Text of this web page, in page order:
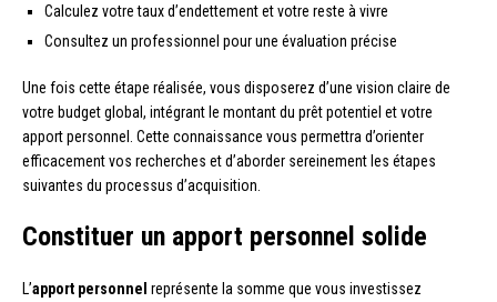
Calculez votre taux d’endettement et votre reste à vivre
Consultez un professionnel pour une évaluation précise
Une fois cette étape réalisée, vous disposerez d’une vision claire de
votre budget global, intégrant le montant du prêt potentiel et votre
apport personnel. Cette connaissance vous permettra d’orienter
efficacement vos recherches et d’aborder sereinement les étapes
suivantes du processus d’acquisition.
Constituer un apport personnel solide
L’apport personnel représente la somme que vous investissez